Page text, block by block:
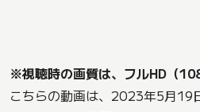
※視聴時の画質は、フルHD（
こちらの動画は、2023年5月19